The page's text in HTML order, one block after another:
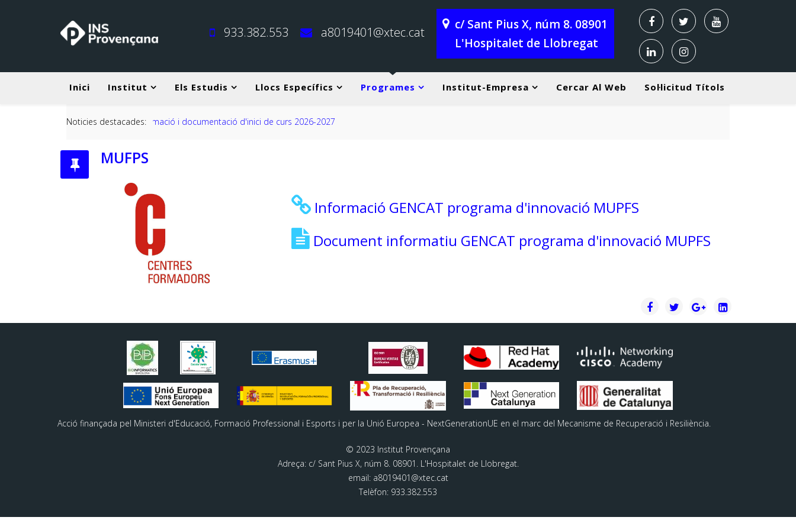
933.382.553 a8019401@xtec.cat
c/ Sant Pius X, núm 8. 08901
L'Hospitalet de Llobregat
Inici Institut Els Estudis Llocs Específics Programes Institut-Empresa Cercar Al Web Sol·licitud Títols
Noticies destacades:
d'inici de curs 2026-2027
MUFPS
Informació GENCAT programa d'innovació MUPFS
Document informatiu GENCAT programa d'innovació MUPFS
Acció finançada pel Ministeri d'Educació, Formació Professional i Esports i per la Unió Europea - NextGenerationUE en el marc del Mecanisme de Recuperació i Resiliència.
© 2023 Institut Provençana
Adreça: c/ Sant Pius X, núm 8. 08901. L'Hospitalet de Llobregat.
email: a8019401@xtec.cat
Telèfon: 933.382.553